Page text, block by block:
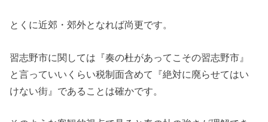
とくに近郊・郊外となれば尚更です。
習志野市に関しては『奏の杜があってこその習志野市』
と言っていいくらい税制面含めて『絶対に廃らせてはい
けない街』であることは確かです。